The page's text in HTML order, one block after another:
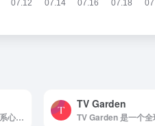
壹心理官方出品的治愈系心理电台应用，专注于心理健康、个人成长和情感陪伴
TV Garden